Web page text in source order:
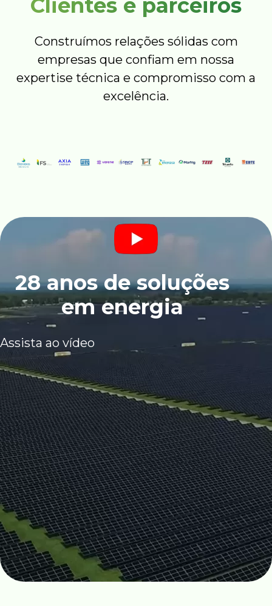
Clientes e parceiros
Construímos relações sólidas com
empresas que confiam em nossa
expertise técnica e compromisso com a
excelência.
28 anos de soluções
em energia
Assista ao vídeo